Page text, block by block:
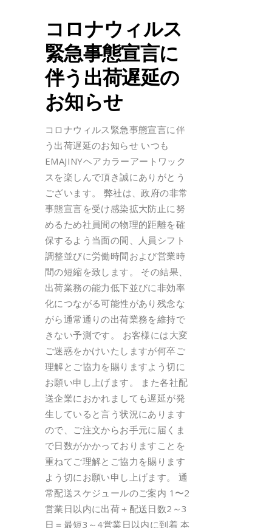
コロナウィルス
緊急事態宣言に
伴う出荷遅延の
お知らせ
コロナウィルス緊急事態宣言に伴
う出荷遅延のお知らせ いつも
EMAJINYヘアカラーアートワック
スを楽しんで頂き誠にありがとう
ございます。 弊社は、政府の非常
事態宣言を受け感染拡大防止に努
めるため社員間の物理的距離を確
保するよう当面の間、人員シフト
調整並びに労働時間および営業時
間の短縮を致します。 その結果、
出荷業務の能力低下並びに非効率
化につながる可能性があり残念な
がら通常通りの出荷業務を維持で
きない予測です。 お客様には大変
ご迷惑をかけいたしますが何卒ご
理解とご協力を賜りますよう切に
お願い申し上げます。 また各社配
送企業におかれましても遅延が発
生していると言う状況にあります
ので、ご注文からお手元に届くま
で日数がかかっておりますことを
重ねてご理解とご協力を賜ります
よう切にお願い申し上げます。 通
常配送スケジュールのご案内 1〜2
営業日以内に出荷＋配送日数2～3
日＝最短3～4営業日以内に到着 本